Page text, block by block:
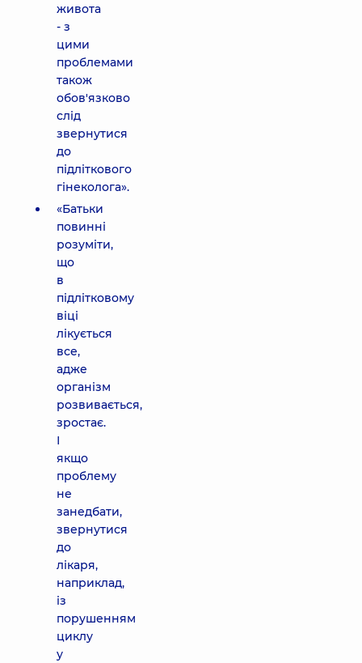
живота
- з
цими
проблемами
також
обов'язково
слід
звернутися
до
підліткового
гінеколога».
«Батьки
повинні
розуміти,
що
в
підлітковому
віці
лікується
все,
адже
організм
розвивається,
зростає.
І
якщо
проблему
не
занедбати,
звернутися
до
лікаря,
наприклад,
із
порушенням
циклу
у